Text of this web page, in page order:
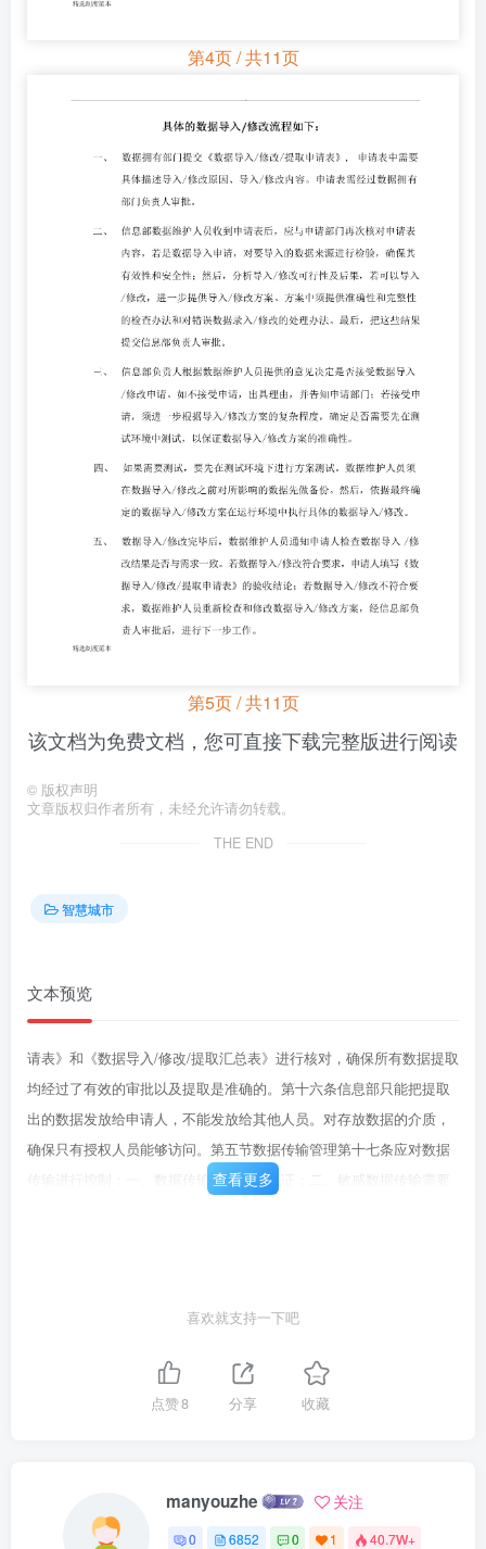
第4页 / 共11页
第5页 / 共11页
该文档为免费文档，您可直接下载完整版进行阅读
© 版权声明
文章版权归作者所有，未经允许请勿转载。
THE END
智慧城市
文本预览
请表》和《数据导入/修改/提取汇总表》进行核对，确保所有数据提取
均经过了有效的审批以及提取是准确的。第十六条信息部只能把提取
出的数据发放给申请人，不能发放给其他人员。对存放数据的介质，
确保只有授权人员能够访问。第五节数据传输管理第十七条应对数据
传输进行控制：一、数据传输须有身份认证；二、敏感数据传输需要
行规范记录，并定期对网络设置进行评估，确保当前的设置能够满足
数据传输的安全性需求。具体内容参见《系统配置与基础架构管理制
度》。第二十一条传输路径需要变更时，必须提出正式申请，在获得
采取措施保护敏感数据，通过精选制度范本
查看更多
喜欢就支持一下吧
点赞8 分享 收藏
manyouzhe 关注
0 6852 0 1 40.7W+